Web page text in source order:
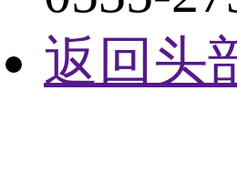
返回头